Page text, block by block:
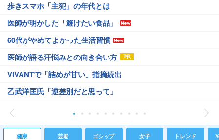
歩きスマホ「主犯」の年代とは
医師が明かした「避けたい食品」
60代がやめてよかった生活習慣
医師が語る汗悩みとの向き合い方
VIVANTで「詰めが甘い」指摘続出
乙武洋匡氏「逆差別だと思って」
健康 芸能 ゴシップ 女子 トレンド